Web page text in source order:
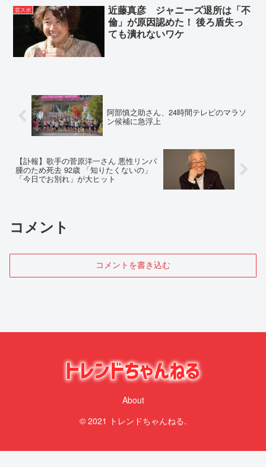
芸スポ
近藤真彦 ジャニーズ退所は「不
倫」が原因認めた！ 後ろ盾失っ
ても潰れないワケ
阿部慎之助さん、24時間テレビのマラソ
ン候補に急浮上
【訃報】歌手の菅原洋一さん 悪性リンパ
腫のため死去 92歳 「知りたくないの」
「今日でお別れ」が大ヒット
コメント
コメントを書き込む
About
© 2021 トレンドちゃんねる.